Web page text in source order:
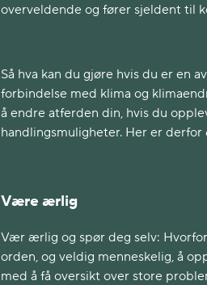
overveldende og fører sjeldent til
Så hva kan du gjøre hvis du er en
forbindelse med klima og
å endre atferden din, hvis du
handlingsmuligheter. Her er
Være ærlig
Vær ærlig og spør deg selv:
orden, og veldig menneskelig, å
med å få oversikt over store